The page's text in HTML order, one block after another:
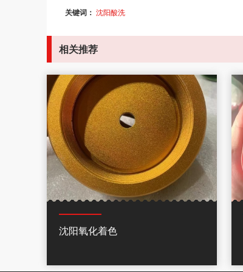
关键词： 沈阳酸洗
相关推荐
沈阳氧化着色